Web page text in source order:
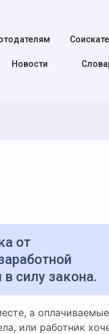
Новости
силу закона.
или работник